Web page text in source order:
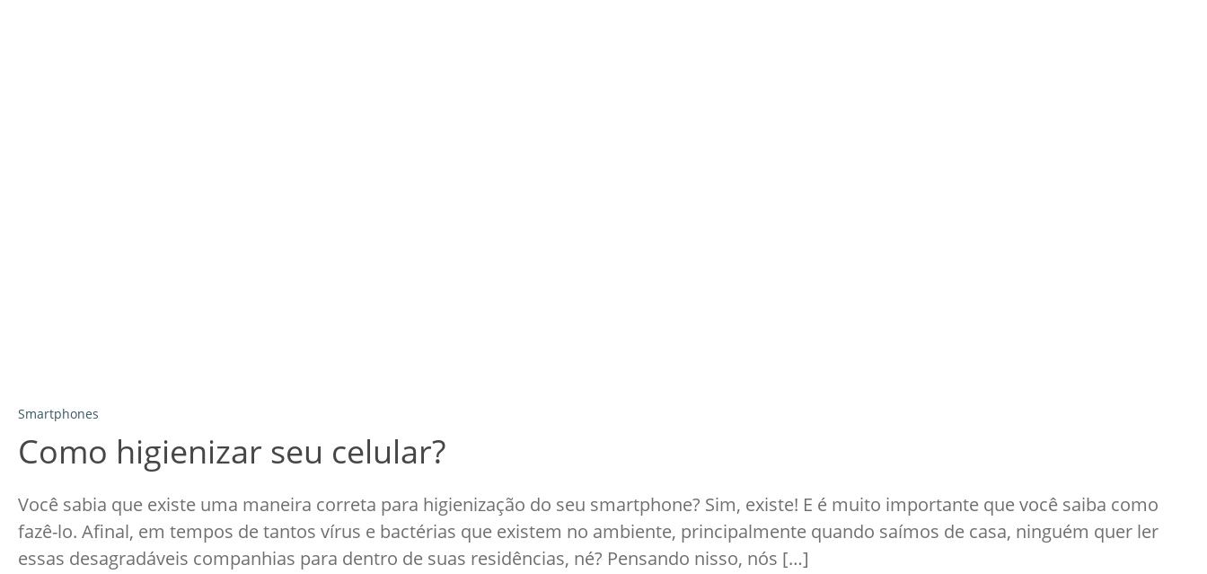
Smartphones
Como higienizar seu celular?
Você sabia que existe uma maneira correta para higienização do seu smartphone? Sim, existe! E é muito importante que você saiba como
fazê-lo. Afinal, em tempos de tantos vírus e bactérias que existem no ambiente, principalmente quando saímos de casa, ninguém quer ler
essas desagradáveis companhias para dentro de suas residências, né? Pensando nisso, nós […]